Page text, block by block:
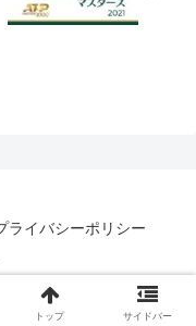
ライバシーポリシー
ゾ.
トップ サイドバー